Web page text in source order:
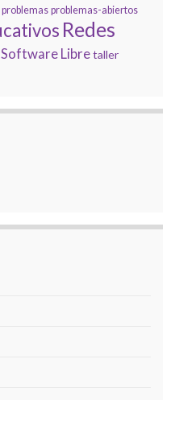
problemas problemas-abiertos
Redes
Software Libretaller